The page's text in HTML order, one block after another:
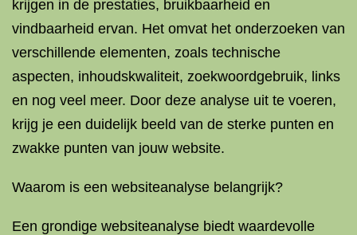
krijgen in de prestaties, bruikbaarheid en
vindbaarheid ervan. Het omvat het onderzoeken van
verschillende elementen, zoals technische
aspecten, inhoudskwaliteit, zoekwoordgebruik, links
en nog veel meer. Door deze analyse uit te voeren,
krijg je een duidelijk beeld van de sterke punten en
zwakke punten van jouw website.
Waarom is een websiteanalyse belangrijk?
Een grondige websiteanalyse biedt waardevolle